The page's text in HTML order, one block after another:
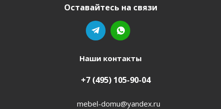
Оставайтесь на связи
Наши контакты
+7 (495) 105-90-04
mebel-domu@yandex.ru